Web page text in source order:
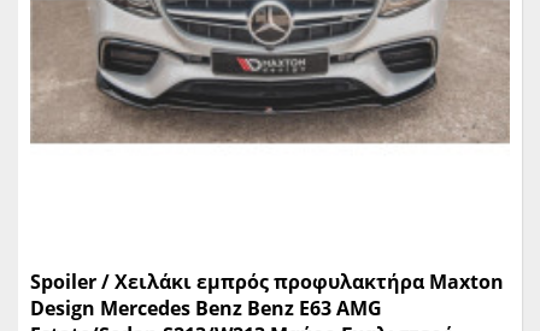
Spoiler / Χειλάκι εμπρός προφυλακτήρα Maxton
Design Mercedes Benz Benz E63 AMG